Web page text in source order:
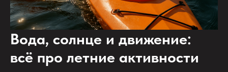
Вода, солнце и движение:
всё про летние активности